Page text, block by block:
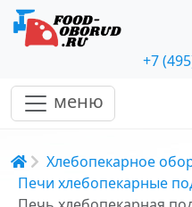
+7
меню
Строка
Хлебопекарное
Печи хлебопекарные